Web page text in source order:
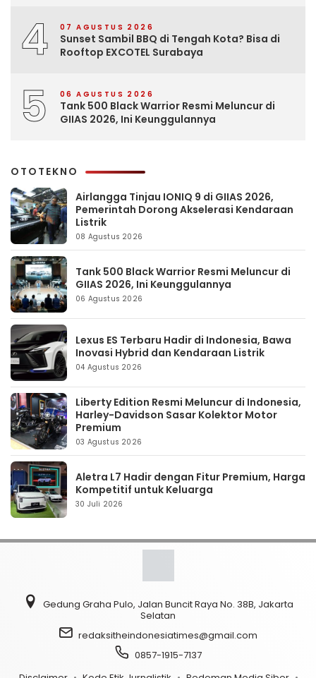
4 07 AGUSTUS 2026
Sunset Sambil BBQ di Tengah Kota? Bisa di
Rooftop EXCOTEL Surabaya
5 06 AGUSTUS 2026
Tank 500 Black Warrior Resmi Meluncur di
GIIAS 2026, Ini Keunggulannya
OTOTEKNO
Airlangga Tinjau IONIQ 9 di GIIAS 2026,
Pemerintah Dorong Akselerasi Kendaraan
Listrik
08 Agustus 2026
Tank 500 Black Warrior Resmi Meluncur di
GIIAS 2026, Ini Keunggulannya
06 Agustus 2026
Lexus ES Terbaru Hadir di Indonesia, Bawa
Inovasi Hybrid dan Kendaraan Listrik
04 Agustus 2026
Liberty Edition Resmi Meluncur di Indonesia,
Harley-Davidson Sasar Kolektor Motor
Premium
03 Agustus 2026
Aletra L7 Hadir dengan Fitur Premium, Harga
Kompetitif untuk Keluarga
30 Juli 2026
Gedung Graha Pulo, Jalan Buncit Raya No. 38B, Jakarta
Selatan
redaksitheindonesiatimes@gmail.com
0857-1915-7137